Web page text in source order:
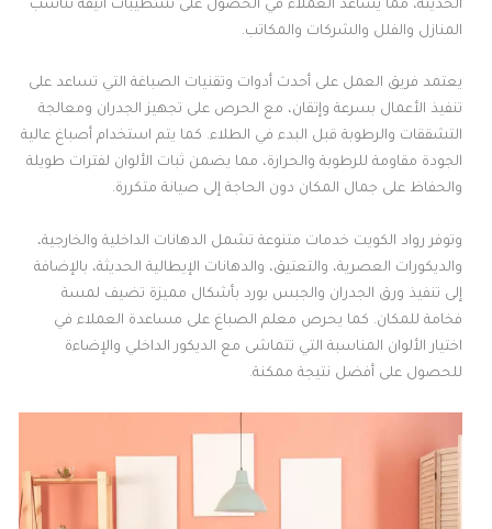
الحديثة، مما يساعد العملاء في الحصول على تشطيبات أنيقة تناسب
المنازل والفلل والشركات والمكاتب.
يعتمد فريق العمل على أحدث أدوات وتقنيات الصباغة التي تساعد على
تنفيذ الأعمال بسرعة وإتقان، مع الحرص على تجهيز الجدران ومعالجة
التشققات والرطوبة قبل البدء في الطلاء. كما يتم استخدام أصباغ عالية
الجودة مقاومة للرطوبة والحرارة، مما يضمن ثبات الألوان لفترات طويلة
والحفاظ على جمال المكان دون الحاجة إلى صيانة متكررة.
وتوفر رواد الكويت خدمات متنوعة تشمل الدهانات الداخلية والخارجية،
والديكورات العصرية، والتعتيق، والدهانات الإيطالية الحديثة، بالإضافة
إلى تنفيذ ورق الجدران والجبس بورد بأشكال مميزة تضيف لمسة
فخامة للمكان. كما يحرص معلم الصباغ على مساعدة العملاء في
اختيار الألوان المناسبة التي تتماشى مع الديكور الداخلي والإضاءة
للحصول على أفضل نتيجة ممكنة.